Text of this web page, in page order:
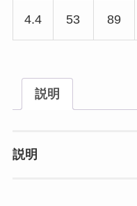
4.4 53 89
説明
説明